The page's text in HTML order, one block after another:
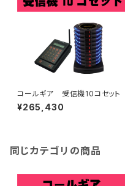
コールギア 受信機10コセット
¥265,430
同じカテゴリの商品